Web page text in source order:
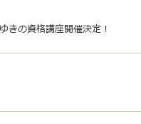
きの資格講座開催決定！